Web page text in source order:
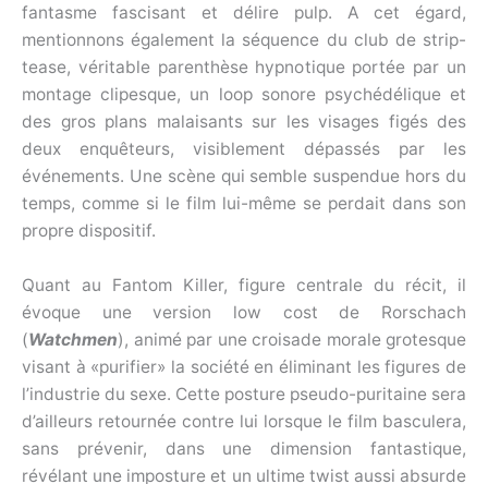
fantasme fascisant et délire pulp. A cet égard,
mentionnons également la séquence du club de strip-
tease, véritable parenthèse hypnotique portée par un
montage clipesque, un loop sonore psychédélique et
des gros plans malaisants sur les visages figés des
deux enquêteurs, visiblement dépassés par les
événements. Une scène qui semble suspendue hors du
temps, comme si le film lui-même se perdait dans son
propre dispositif.
Quant au Fantom Killer, figure centrale du récit, il
évoque une version low cost de Rorschach
(Watchmen), animé par une croisade morale grotesque
visant à «purifier» la société en éliminant les figures de
l’industrie du sexe. Cette posture pseudo-puritaine sera
d’ailleurs retournée contre lui lorsque le film basculera,
sans prévenir, dans une dimension fantastique,
révélant une imposture et un ultime twist aussi absurde